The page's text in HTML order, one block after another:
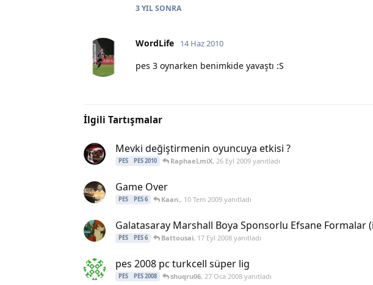
3 YILSONRA
WordLife 14 Haz 2010
pes 3 oynarken benimkide yavaştı :S
İlgili Tartışmalar
Mevki değiştirmenin oyuncuya etkisi ?
PES PES 2010 RaphaeLmiX, 26 Eyl 2009yanıtladı
Game Over
PES PES 6 Kaan., 10 Tem 2009yanıtladı
Galatasaray Marshall Boya Sponsorlu Efsane Formalar
PES PES 6 Battousai, 17 Eyl 2008yanıtladı
pes 2008 pc turkcell süper lig
PES PES 2008 shuqru06, 27 Oca 2008yanıtladı